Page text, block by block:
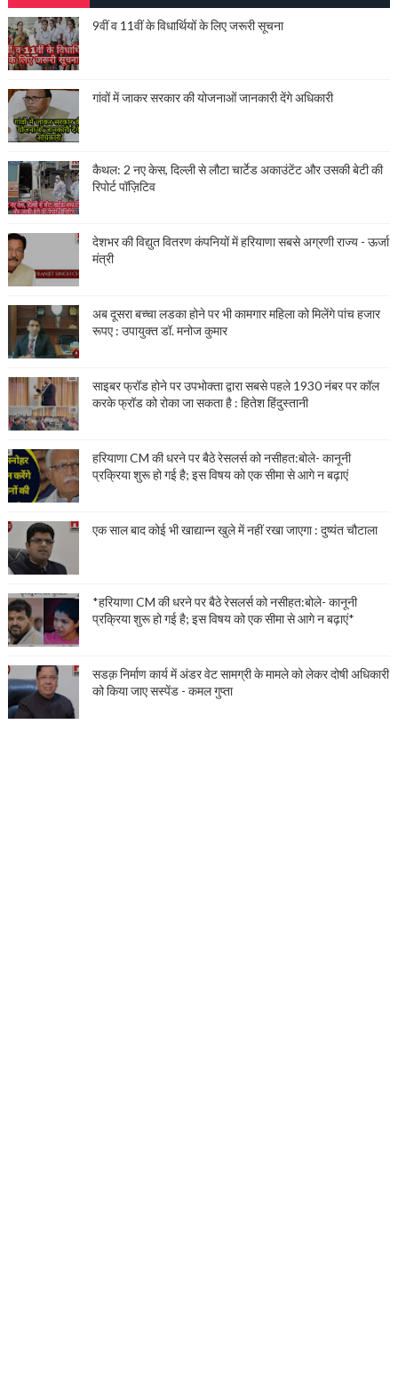
9वीं व 11वीं के विधार्थियों के लिए जरूरी सूचना
गांवों में जाकर सरकार की योजनाओं जानकारी देंगे अधिकारी
कैथल: 2 नए केस, दिल्ली से लौटा चार्टेड अकाउंटेंट और उसकी बेटी की
रिपोर्ट पॉज़िटिव
देशभर की विद्युत वितरण कंपनियों में हरियाणा सबसे अग्रणी राज्य - ऊर्जा
मंत्री
अब दूसरा बच्चा लडका होने पर भी कामगार महिला को मिलेंगे पांच हजार
रूपए : उपायुक्त डॉ. मनोज कुमार
साइबर फ्रॉड होने पर उपभोक्ता द्वारा सबसे पहले 1930 नंबर पर कॉल
करके फ्रॉड को रोका जा सकता है : हितेश हिंदुस्तानी
हरियाणा CM की धरने पर बैठे रेसलर्स को नसीहत:बोले- कानूनी
प्रक्रिया शुरू हो गई है; इस विषय को एक सीमा से आगे न बढ़ाएं
एक साल बाद कोई भी खाद्यान्न खुले में नहीं रखा जाएगा : दुष्यंत चौटाला
*हरियाणा CM की धरने पर बैठे रेसलर्स को नसीहत:बोले- कानूनी
प्रक्रिया शुरू हो गई है; इस विषय को एक सीमा से आगे न बढ़ाएं*
सडक़ निर्माण कार्य में अंडर वेट सामग्री के मामले को लेकर दोषी अधिकारी
को किया जाए सस्पेंड - कमल गुप्ता